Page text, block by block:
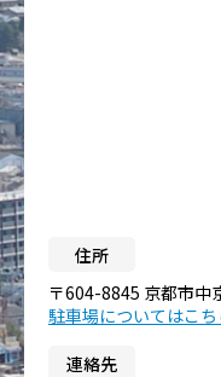
住所
〒604-8845 京都市中
駐車場についてはこち
連絡先